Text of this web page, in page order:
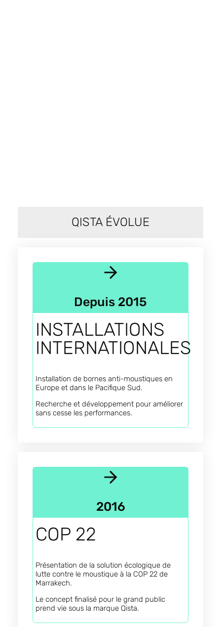
QISTA ÉVOLUE
Depuis 2015
INSTALLATIONS
INTERNATIONALES
Installation de bornes anti-moustiques en
Europe et dans le Pacifique Sud.
Recherche et développement pour améliorer
sans cesse les performances.
2016
COP 22
Présentation de la solution écologique de
lutte contre le moustique à la COP 22 de
Marrakech.
Le concept finalisé pour le grand public
prend vie sous la marque Qista.